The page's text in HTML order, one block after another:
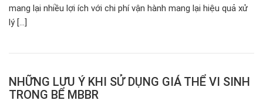
mang lại nhiều lợi ích với chi phí vận hành mang lại hiệu quả xử
lý […]
NHỮNG LƯU Ý KHI SỬ DỤNG GIÁ THỂ VI SINH
TRONG BỂ MBBR